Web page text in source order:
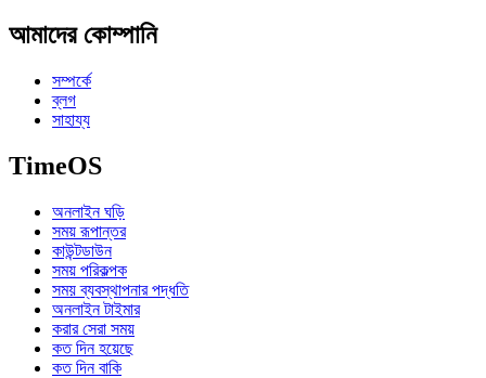
আমাদের কোম্পানি
সম্পর্কে
ব্লগ
সাহায্য
TimeOS
অনলাইন ঘড়ি
সময় রূপান্তর
কাউন্টডাউন
সময় পরিকল্পক
সময় ব্যবস্থাপনার পদ্ধতি
অনলাইন টাইমার
করার সেরা সময়
কত দিন হয়েছে
কত দিন বাকি